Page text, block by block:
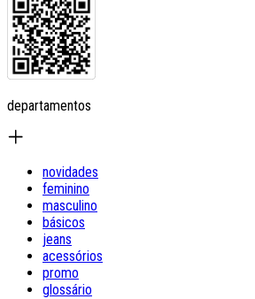
departamentos
novidades
feminino
masculino
básicos
jeans
acessórios
promo
glossário